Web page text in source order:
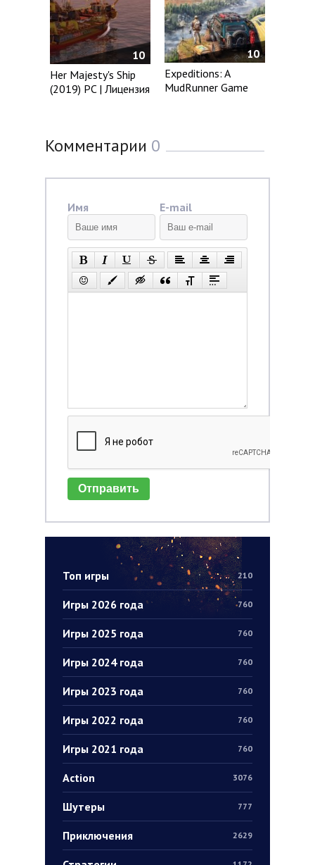
Топ игры 210
Игры 2026 года 760
Игры 2025 года 760
Игры 2024 года 760
Игры 2023 года 760
Игры 2022 года 760
Игры 2021 года 760
Action 3076
Шутеры 777
Приключения 2629
10
Her Majesty's Ship
(2019) PC | Лицензия
10
Expeditions: A
MudRunner Game
Комментарии 0
Имя E-mail
Отправить